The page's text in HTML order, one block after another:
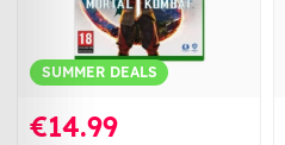
SUMMER DEALS
€14.99